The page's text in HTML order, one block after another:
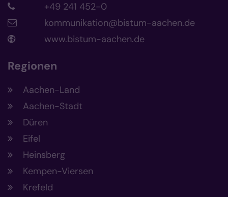
+49 241 452-0
kommunikation@bistum-aachen.de
www.bistum-aachen.de
Regionen
Aachen-Land
Aachen-Stadt
Düren
Eifel
Heinsberg
Kempen-Viersen
Krefeld